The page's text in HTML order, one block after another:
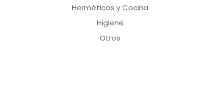
Herméticos y Cocina
Higiene
Otros